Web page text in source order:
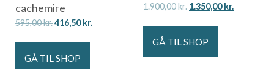
cachemire
595,00kr.416,50kr.
GÅ TIL SHOP
1.900,00kr. 1.350,00kr.
GÅ TIL SHOP